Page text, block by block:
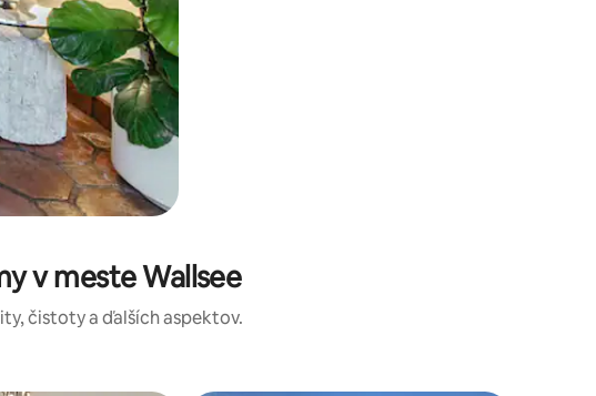
v meste Wallsee
čistoty a ďalších aspektov.